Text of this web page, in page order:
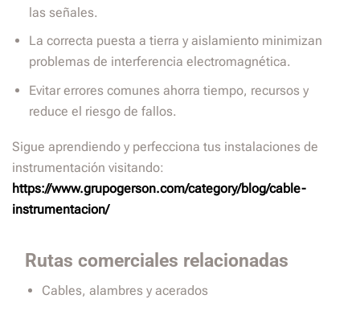
las señales.
La correcta puesta a tierra y aislamiento minimizan
problemas de interferencia electromagnética.
Evitar errores comunes ahorra tiempo, recursos y
reduce el riesgo de fallos.
Sigue aprendiendo y perfecciona tus instalaciones de
instrumentación visitando:
https://www.grupogerson.com/category/blog/cable-
instrumentacion/
Rutas comerciales relacionadas
Cables, alambres y acerados